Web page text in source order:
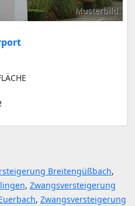
Musterbild
Breitengüßbach,
, Zwangsversteigerung
, Zwangsversteigerung